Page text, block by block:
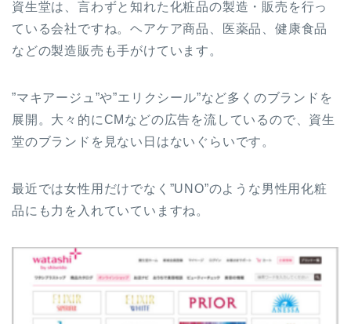
資生堂は、言わずと知れた化粧品の製造・販売を行っ
ている会社ですね。ヘアケア商品、医薬品、健康食品
などの製造販売も手がけています。
”マキアージュ”や”エリクシール”など多くのブランドを
展開。大々的にCMなどの広告を流しているので、資生
堂のブランドを見ない日はないぐらいです。
最近では女性用だけでなく”UNO”のような男性用化粧
品にも力を入れていていますね。